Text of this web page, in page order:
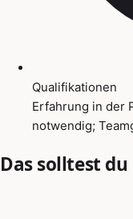
Qualifikationen
Erfahrung in der
notwendig;
Das solltest